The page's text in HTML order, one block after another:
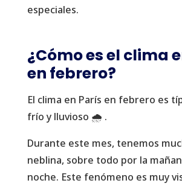
especiales.
¿Cómo es el clima
en febrero?
El clima en París en febrero es
frío y lluvioso 🌧️ .
Durante este mes, tenemos
neblina, sobre todo por la
noche. Este fenómeno es muy